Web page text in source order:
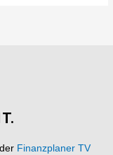
Finanzplaner TV